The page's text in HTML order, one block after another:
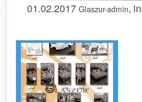
01.02.2017 Glaszur-admin, in